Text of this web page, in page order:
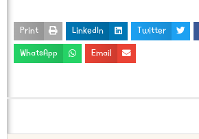
Twitter
LinkedIn
Print
Email
WhatsApp